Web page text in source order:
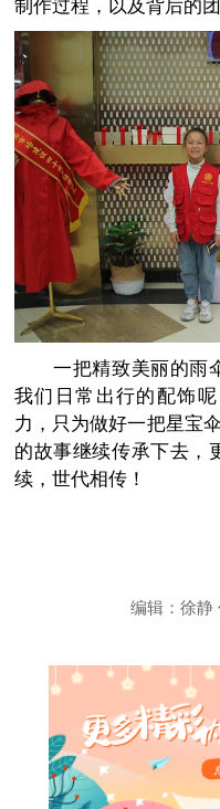
制作过程，以及背后的
一把精致美丽的雨伞
我们日常出行的配饰
力，只为做好一把星宝
的故事继续传承下去，
续，世代相传！
编辑：徐静